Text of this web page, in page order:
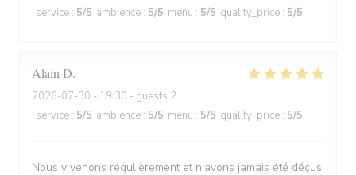
service : 5/5 ambience : 5/5 menu : 5/5 quality_price : 5/5
Alain D
2026-07-30 - 19:30 - guests 2
service : 5/5 ambience : 5/5 menu : 5/5 quality_price : 5/5
Nous y venons régulièrement et n'avons jamais été déçus.